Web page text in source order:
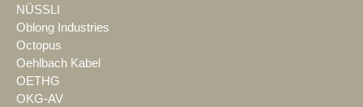
NÜSSLI
Oblong Industries
Octopus
Oehlbach Kabel
OETHG
OKG-AV